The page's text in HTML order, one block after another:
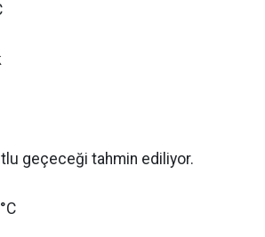
geçeceği tahmin ediliyor.